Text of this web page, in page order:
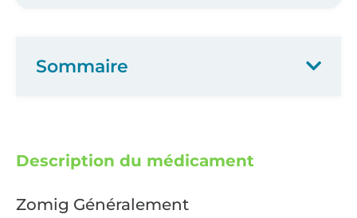
Description du médicament
Zomig Généralement
Sommaire